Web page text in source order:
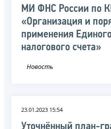
МИ ФНС России по
«Организация и
применения
налогового счета»
Новость
23.01.2023 15:54
Уточнённый план-